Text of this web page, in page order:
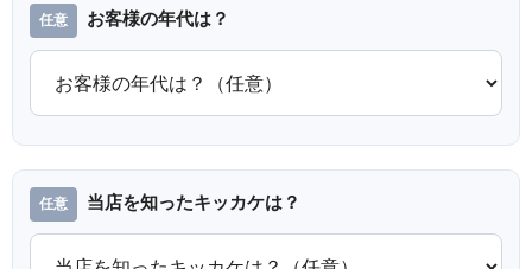
お客様の年代は？
当店を知ったキッカケは？